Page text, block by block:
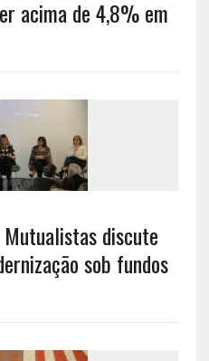
acima de 4,8% em
discute
sob fundos